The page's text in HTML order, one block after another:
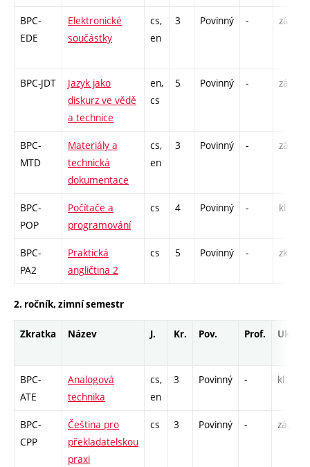
BPC-
EDE
Elektronické
součástky
cs,
en
3 Povinný - zá,zk
BPC-JDT
Jazyk jako
diskurz ve vědě
a technice
en,
cs
5 Povinný - zá,zk
BPC-
MTD
Materiály a
technická
dokumentace
cs,
en
3 Povinný - zá,zk
BPC-
POP
Počítače a
programování
cs 4 Povinný - kl
BPC-
PA2
Praktická
angličtina 2
cs 5 Povinný - zk
2. ročník, zimní semestr
Zkratka Název J. Kr. Pov. Prof. Uk.
BPC-
ATE
Analogová
technika
cs,
en
3 Povinný - kl
BPC-
CPP
Čeština pro
překladatelskou
praxi
cs 3 Povinný - zá,zk